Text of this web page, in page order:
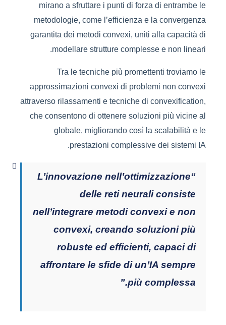
mirano a sfruttare i punti di forza di entrambe le
metodologie, come l’efficienza e la convergenza
garantita dei metodi convexi, uniti alla capacità di
modellare strutture complesse e non lineari.
Tra le tecniche più promettenti troviamo le
approssimazioni convexi di problemi non convexi
attraverso rilassamenti e tecniche di convexification,
che consentono di ottenere soluzioni più vicine al
globale, migliorando così la scalabilità e le
prestazioni complessive dei sistemi IA.
“L’innovazione nell’ottimizzazione
delle reti neurali consiste
nell’integrare metodi convexi e non
convexi, creando soluzioni più
robuste ed efficienti, capaci di
affrontare le sfide di un’IA sempre
più complessa.”